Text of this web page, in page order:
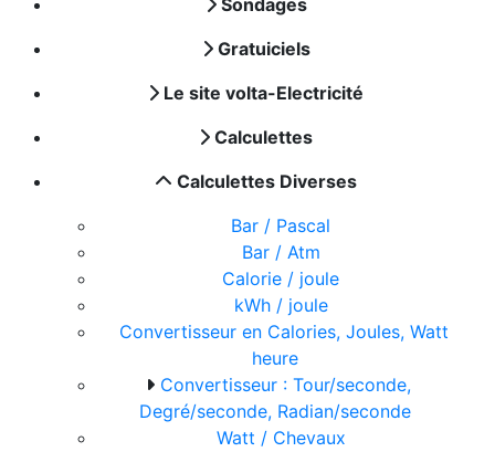
Sondages
Gratuiciels
Le site volta-Electricité
Calculettes
Calculettes Diverses
Bar / Pascal
Bar / Atm
Calorie / joule
kWh / joule
Convertisseur en Calories, Joules, Watt
heure
Convertisseur : Tour/seconde,
Degré/seconde, Radian/seconde
Watt / Chevaux